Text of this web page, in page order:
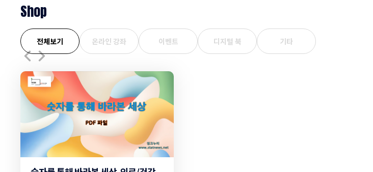
Shop
전체보기 온라인 강좌 이벤트 디지털 북 기타